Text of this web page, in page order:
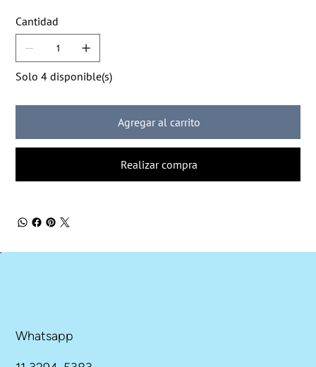
Cantidad
Solo 4 disponible(s)
Agregar al carrito
Realizar compra
Whatsapp